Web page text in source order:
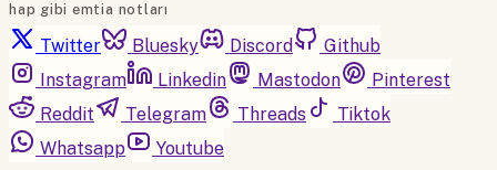
hap gibi emtia notları
Twitter Bluesky Discord
Github
Instagram
Linkedin Mastodon
Pinterest
Reddit
Telegram Threads
Tiktok
Whatsapp
Youtube